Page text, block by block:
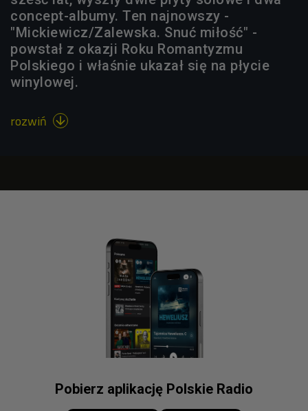
concept-albumy. Ten najnowszy -
"Mickiewicz/Zalewska. Snuć miłość" -
powstał z okazji Roku Romantyzmu
Polskiego i właśnie ukazał się na płycie
winylowej.
rozwiń 
Pobierz aplikację Polskie Radio